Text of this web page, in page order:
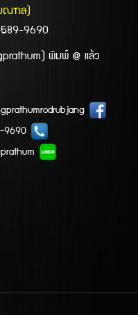
ณฑล)
9690
พิมพ์ @ แล้ว
9690